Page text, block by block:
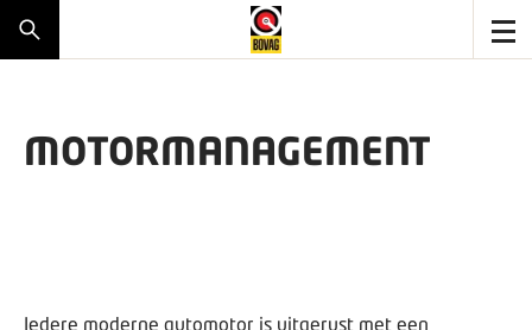
MOTORMANAGEMENT
Iedere moderne automotor is uitgerust met een